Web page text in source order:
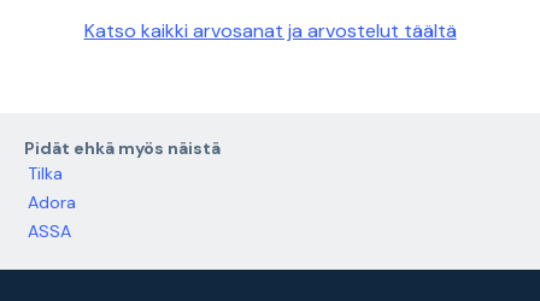
Katso kaikki arvosanat ja arvostelut täältä
Pidät ehkä myös näistä
Tilka
Adora
ASSA